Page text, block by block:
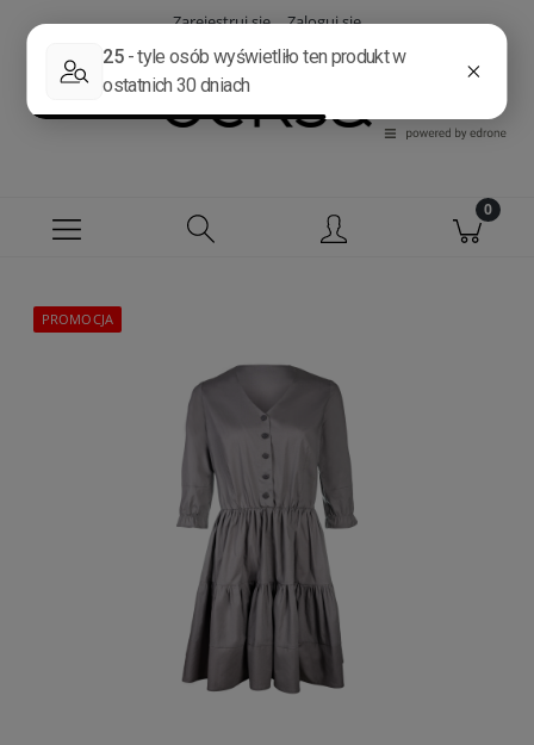
Zarejestruj się Zaloguj się
PROMOCJA